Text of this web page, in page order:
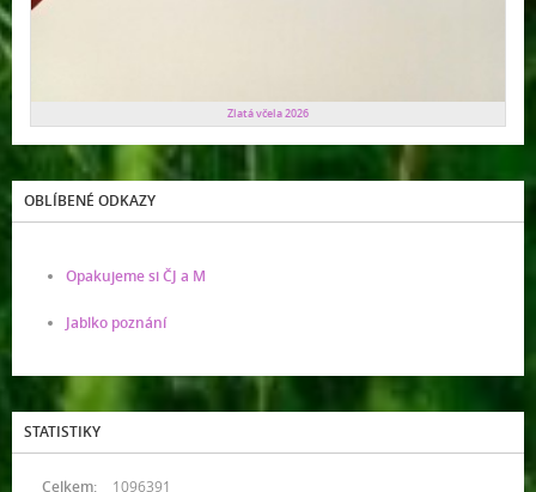
Zlatá včela 2026
OBLÍBENÉ ODKAZY
Opakujeme si ČJ a M
Jablko poznání
STATISTIKY
Celkem: 1096391